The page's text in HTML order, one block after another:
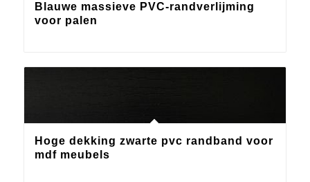
Blauwe massieve PVC-randverlijming
voor palen
Hoge dekking zwarte pvc randband voor
mdf meubels